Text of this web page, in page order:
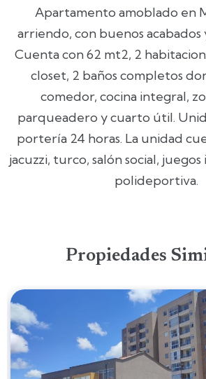
Apartamento amoblado en
arriendo, con buenos acabados
Cuenta con 62 mt2, 2
closet, 2 baños completos
comedor, cocina integral,
parqueadero y cuarto útil.
portería 24 horas. La unidad
jacuzzi, turco, salón social,
polideportiva.
Propiedades